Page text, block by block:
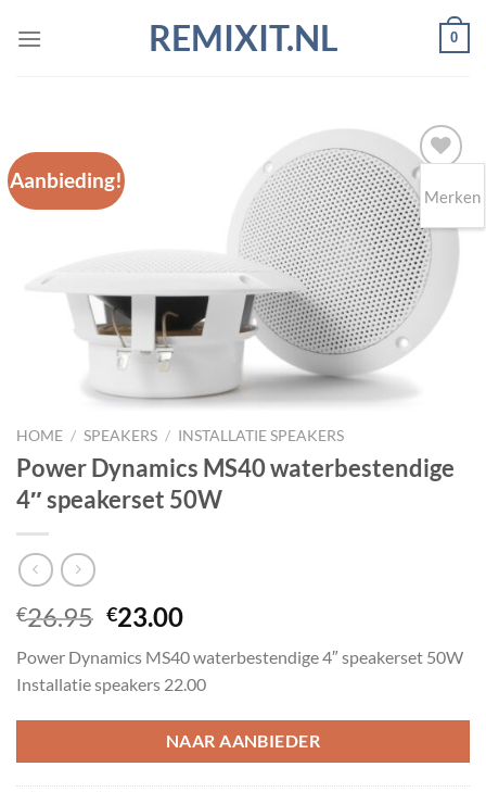
naar
REMIXIT.NL 0
Aanbieding!
Toevoegen
aan
wenslijst
HOME / SPEAKERS / INSTALLATIE SPEAKERS
Power Dynamics MS40 waterbestendige
4″ speakerset 50W
€26.95 Oorspronkelijke
was:
€26.95.
€23.00Huidige
is:
€23.00.
Power Dynamics MS40 waterbestendige 4″ speakerset 50W
Installatie speakers 22.00
NAAR AANBIEDER
Merken